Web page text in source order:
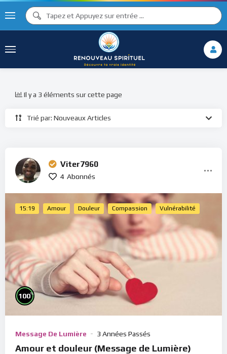
Trié par: Nouveaux Articles
Il y a 3 éléments sur cette page
Viter7960
4 Abonnés
15:19 Amour Douleur Compassion Vulnérabilité
100%
Message De Lumière 3 Années Passés
Amour et douleur (Message de Lumière)